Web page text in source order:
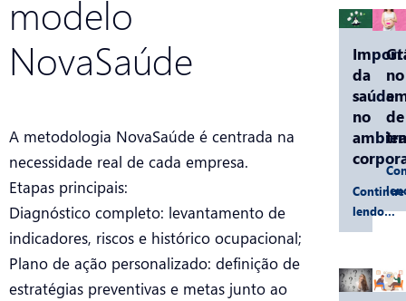
modelo
NovaSaúde
A metodologia NovaSaúde é centrada na
necessidade real de cada empresa.
Etapas principais:
Diagnóstico completo: levantamento de
indicadores, riscos e histórico ocupacional;
Plano de ação personalizado: definição de
estratégias preventivas e metas junto ao
da
saúde
no
Continue
lendo…
no
de